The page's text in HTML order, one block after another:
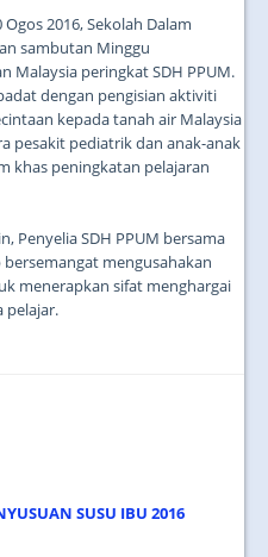
2016, Sekolah Dalam
sambutan Minggu
Malaysia peringkat SDH PPUM.
dengan pengisian aktiviti
kepada tanah air Malaysia
pesakit pediatrik dan anak-anak
khas peningkatan pelajaran
Penyelia SDH PPUM bersama
mengusahakan
menerapkan sifat menghargai
pelajar.
SUSU IBU 2016